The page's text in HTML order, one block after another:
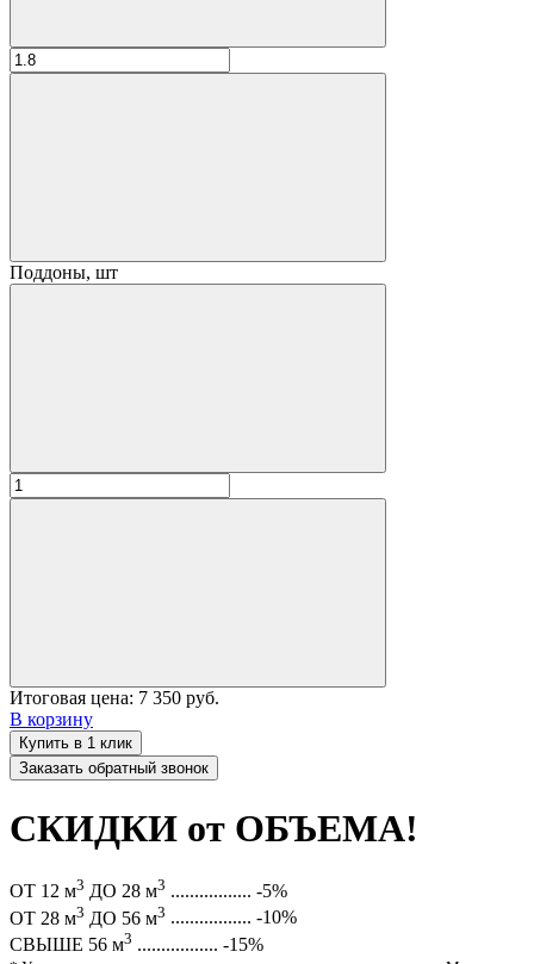
Поддоны, шт
Итоговая цена: 7 350 руб.
В корзину
Купить в 1 клик
Заказать обратный звонок
СКИДКИ от ОБЪЕМА!
ОТ 12 м3 ДО 28 м3 ................. -5%
ОТ 28 м3 ДО 56 м3 ................. -10%
СВЫШЕ 56 м3 ................. -15%